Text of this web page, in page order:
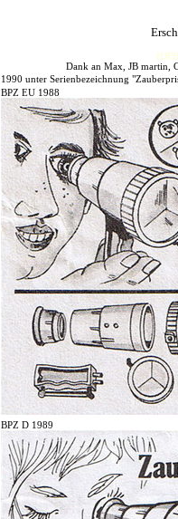
Dank an Max, JB martin,
1990 unter Serienbezeichnung
BPZ EU 1988
BPZ D 1989